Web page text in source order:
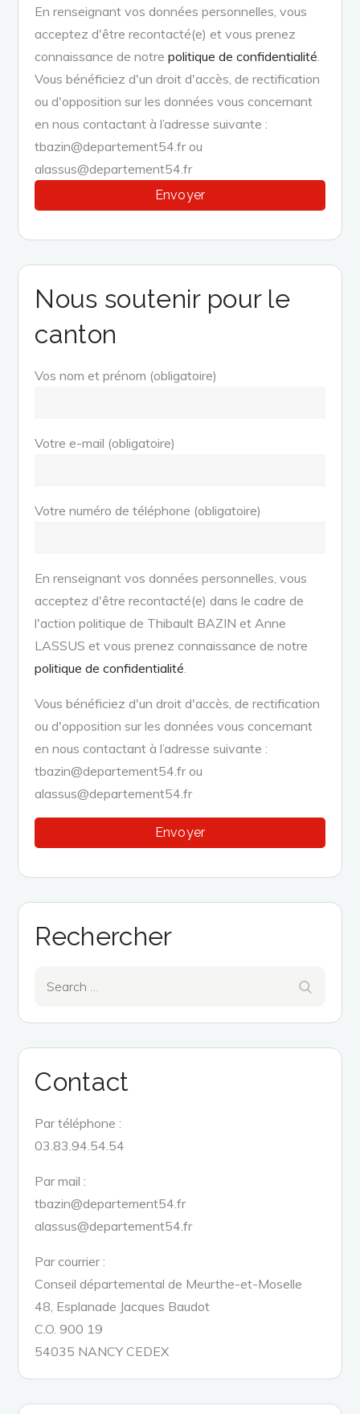
En renseignant vos données personnelles, vous
acceptez d'être recontacté(e) et vous prenez
connaissance de notrepolitique de confidentialité
Vous bénéficiez d'un droit d'accès, de rectification
ou d'opposition sur les données vous concernant
en nous contactant à l’adresse suivante :
tbazin@departement54.fr ou
alassus@departement54.fr
Nous soutenir pour le
canton
Vos nom et prénom (obligatoire)
Votre e-mail (obligatoire)
Votre numéro de téléphone (obligatoire)
En renseignant vos données personnelles, vous
acceptez d'être recontacté(e) dans le cadre de
l'action politique de Thibault BAZIN et Anne
LASSUS et vous prenez connaissance de notre
politique de confidentialité
Vous bénéficiez d'un droit d'accès, de rectification
ou d'opposition sur les données vous concernant
en nous contactant à l’adresse suivante :
tbazin@departement54.fr ou
alassus@departement54.fr
Rechercher
Contact
Par téléphone :
03.83.94.54.54
Par mail :
tbazin@departement54.fr
alassus@departement54.fr
Par courrier :
Conseil départemental de Meurthe-et-Moselle
48, Esplanade Jacques Baudot
C.O. 900 19
54035 NANCY CEDEX